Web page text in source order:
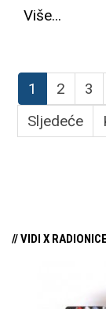
Više...
1 2 3
Sljedeće
// VIDI X RADIONICE